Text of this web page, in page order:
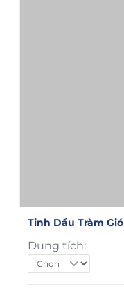
Tinh Dầu Tràm Gió
Dung tích: